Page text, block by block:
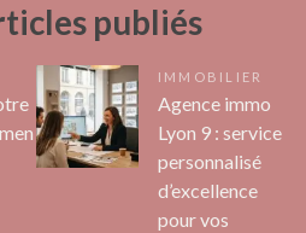
publiés
IMMOBILIER
Agence immo
Lyon 9 : service
personnalisé
d’excellence
pour vos